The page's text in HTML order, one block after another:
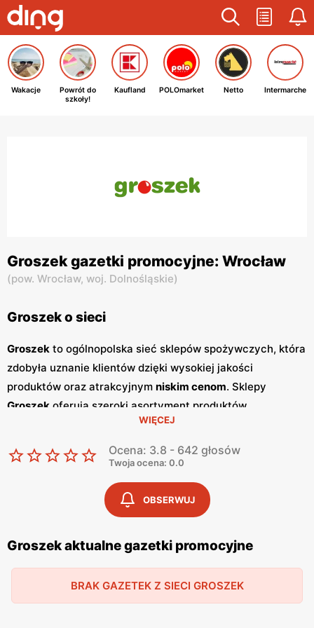
Wakacje
Powrót do
szkoły!
Kaufland POLOmarket Netto Intermarche
Groszek gazetki promocyjne: Wrocław
(pow. Wrocław, woj. Dolnośląskie)
Groszek o sieci
Groszek to ogólnopolska sieć sklepów spożywczych, która
zdobyła uznanie klientów dzięki wysokiej jakości
produktów oraz atrakcyjnym niskim cenom. Sklepy
Groszek oferują szeroki asortyment produktów
spożywczych, w tym świeże owoce i warzywa, pieczywo,
nabiał, mięso oraz artykuły codziennego użytku. Klienci
cenią sobie bogaty wybór oraz częste
umożliwiają oszczędności na zakupach. Jednym z
kluczowych elementów strategii marketingowej
są regularnie wydawanegazetki promocyjne
prezentują najnowsze
promocje , specjalne oferty oraz
sezonowe wyprzedaże, dzięki czemu klienci mogą
cenowych. Publikacje te są dostępne zarówno w formie
WIĘCEJ
Ocena: 3.8 - 642 głosów
Twoja ocena: 0.0
OBSERWUJ
Groszek aktualne gazetki promocyjne
BRAK GAZETEK Z SIECI GROSZEK